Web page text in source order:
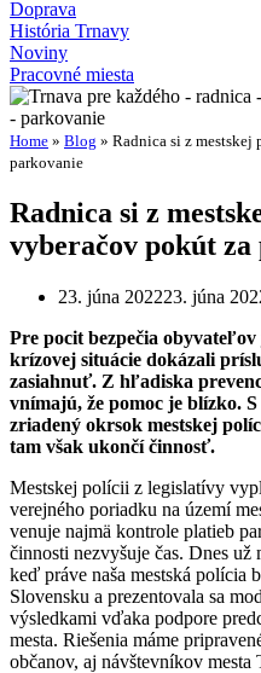
Doprava
História Trnavy
Noviny
Pracovné miesta
Home » Blog » Radnica si z
parkovanie
Radnica si z
vyberačov pokút za
23. júna 202223. júna
Pre pocit bezpečia
krízovej situácie dokázali
zasiahnuť. Z hľadiska
vnímajú, že pomoc je blízko.
zriadený okrsok mestskej
tam však ukončí činnosť.
Mestskej polícii z legislatívy
verejného poriadku na území
venuje najmä kontrole platieb
činnosti nezvyšuje čas. Dnes
keď práve naša mestská polícia
Slovensku a prezentovala sa
výsledkami vďaka podpore
mesta. Riešenia máme
občanov, aj návštevníkov mesta